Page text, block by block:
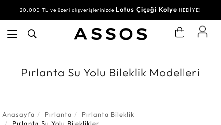
20.000 TL ve üzeri alışverişlerinizde Lotus Çiçeği Kolye HEDİYE!
30.000 TL ve üzeri alışverişlerinizdeSu Yolu BileklikHEDİYE!
Pırlanta Su Yolu Bileklik Modelleri
Anasayfa Pırlanta
Pırlanta Bileklik
Pırlanta Su Yolu Bileklikler